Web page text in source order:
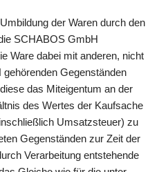
der Waren durch den
SCHABOS GmbH
Ware dabei mit anderen, nicht
Gegenständen
das Miteigentum an der
des Wertes der Kaufsache
Umsatzsteuer) zu
Gegenständen zur Zeit der
Verarbeitung entstehende